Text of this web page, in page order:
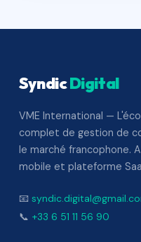
SyndicDigital
VME International —
complet de gestion de
le marché francophone.
mobile et plateforme
📧
📞 +33 6 51 11 56 90